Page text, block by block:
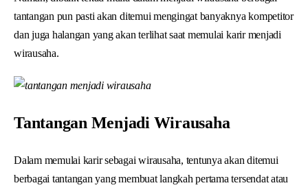
tantangan pun pasti akan ditemui mengingat banyaknya kompetitor
dan juga halangan yang akan terlihat saat memulai karir menjadi
wirausaha.
Tantangan Menjadi Wirausaha
Dalam memulai karir sebagai wirausaha, tentunya akan ditemui
berbagai tantangan yang membuat langkah pertama tersendat atau